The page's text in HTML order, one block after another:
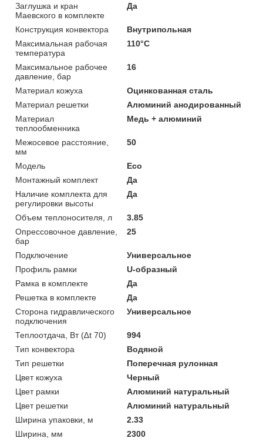
Заглушка и кран
Маевского в комплекте
Да
Конструкция конвектора
Внутрипольная
Максимальная рабочая
температура
110°C
Максимальное рабочее
давление, бар
16
Материал кожуха
Оцинкованная сталь
Материал решетки
Алюминий анодированный
Материал
теплообменника
Медь + алюминий
Межосевое расстояние,
мм
50
Модель
Eco
Монтажный комплект
Да
Наличие комплекта для
регулировки высоты
Да
Объем теплоносителя, л
3.85
Опрессовочное давление,
бар
25
Подключение
Универсальное
Профиль рамки
U-образный
Рамка в комплекте
Да
Решетка в комплекте
Да
Сторона гидравлического
подключения
Универсальное
Теплоотдача, Вт (∆t 70)
994
Тип конвектора
Водяной
Тип решетки
Поперечная рулонная
Цвет кожуха
Черный
Цвет рамки
Алюминий натуральный
Цвет решетки
Алюминий натуральный
Ширина упаковки, м
2.33
Ширина, мм
2300